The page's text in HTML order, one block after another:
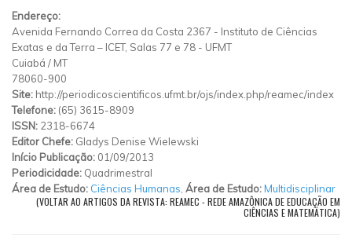
Endereço:
Avenida Fernando Correa da Costa 2367 - Instituto de Ciências
Exatas e da Terra – ICET, Salas 77 e 78 - UFMT
Cuiabá / MT
78060-900
Site: http://periodicoscientificos.ufmt.br/ojs/index.php/reamec/index
Telefone: (65) 3615-8909
ISSN: 2318-6674
Editor Chefe: Gladys Denise Wielewski
Início Publicação: 01/09/2013
Periodicidade: Quadrimestral
Área de Estudo: Ciências Humanas Área de Estudo:Multidisciplinar
(VOLTAR AO ARTIGOS DA REVISTA: REAMEC - REDE AMAZÔNICA DE EDUCAÇÃO EM
CIÊNCIAS E MATEMÁTICA)